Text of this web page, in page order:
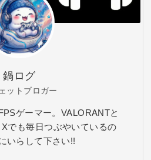
鍋ログ
ットブロガー
ゲーマー。VALORANTと
でも毎日つぶやいているの
いらして下さい!!